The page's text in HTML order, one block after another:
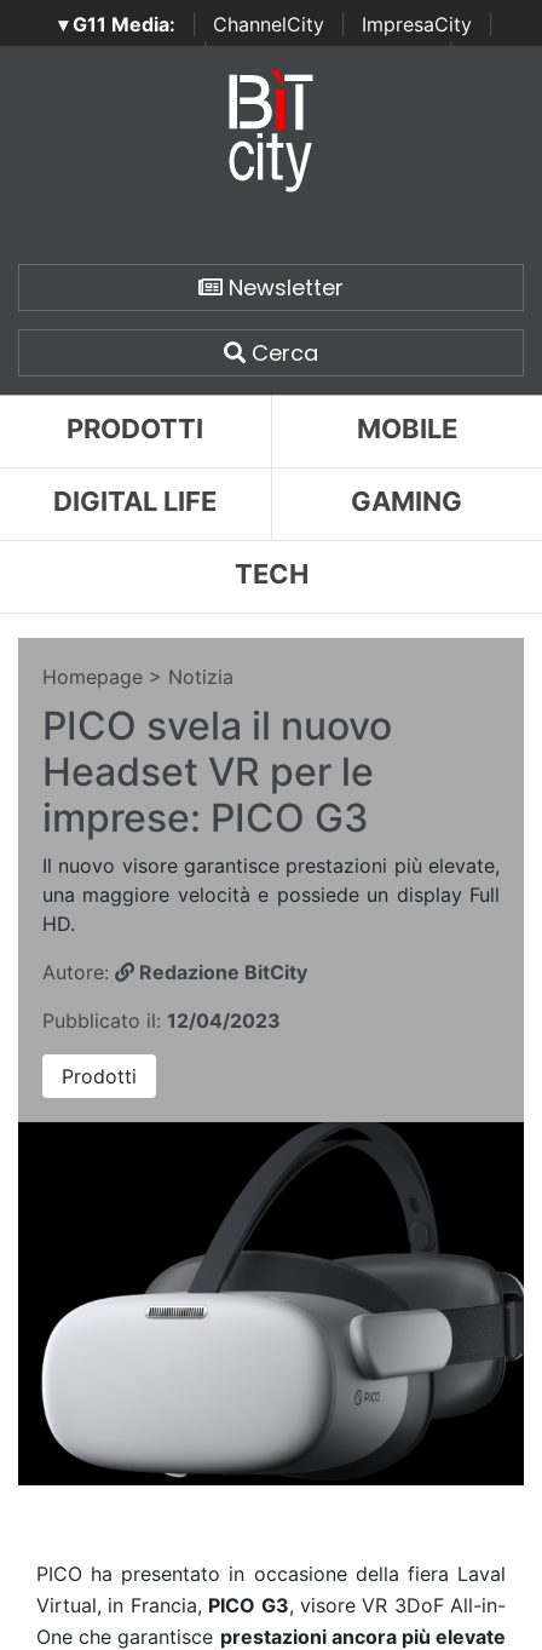
▾ G11 Media: ChannelCity ImpresaCity
SecurityOpenLab | Italian Channel Awards | Italian
Italian Security Awards
Newsletter
Cerca
PRODOTTI MOBILE
DIGITAL LIFE GAMING
TECH
Homepage > Notizia
PICO svela il nuovo
Headset VR per le
imprese: PICO G3
Il nuovo visore garantisce prestazioni più elevate,
una maggiore velocità e possiede un display Full
HD.
Autore:
Redazione BitCity
Pubblicato il: 12/04/2023
Prodotti
PICO ha presentato in occasione della fiera Laval
Virtual, in Francia, PICO G3, visore VR 3DoF All-in-
One che garantisce prestazioni ancora più elevate